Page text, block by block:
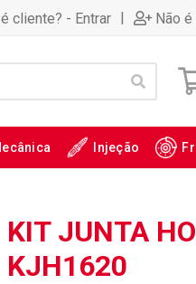
cliente? - Entrar | Não
Injeção
KIT JUNTA
KJH1620